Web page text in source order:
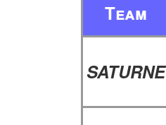
Team
SATURNE